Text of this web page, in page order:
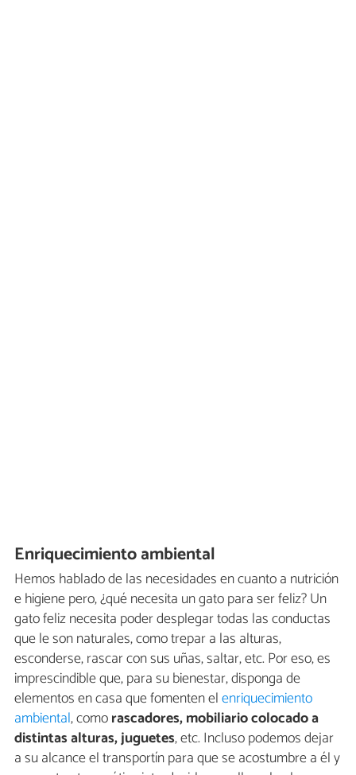
Enriquecimiento ambiental
Hemos hablado de las necesidades en cuanto a nutrición
e higiene pero, ¿qué necesita un gato para ser feliz? Un
gato feliz necesita poder desplegar todas las conductas
que le son naturales, como trepar a las alturas,
esconderse, rascar con sus uñas, saltar, etc. Por eso, es
imprescindible que, para su bienestar, disponga de
elementos en casa que fomenten elenriquecimiento
ambiental, comorascadores, mobiliario colocado a
distintas alturas, juguetes, etc. Incluso podemos dejar
a su alcance el transportín para que se acostumbre a él y